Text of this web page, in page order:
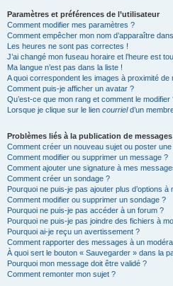
Paramètres et préférences de l’utilisateur
Comment modifier mes paramètres ?
Comment empêcher mon nom d’apparaître
Les heures ne sont pas correctes !
J’ai changé mon fuseau horaire et l’heure est
Ma langue n’est pas dans la liste !
A quoi correspondent les images à proximité de
Comment puis-je afficher un avatar ?
Qu’est-ce que mon rang et comment le modifier
Lorsque je clique sur le lien courrield’un
Problèmes liés à la publication de messages
Comment créer un nouveau sujet ou poster
Comment modifier ou supprimer un message ?
Comment ajouter une signature à mes
Comment créer un sondage ?
Pourquoi ne puis-je pas ajouter plus d’options à
Comment modifier ou supprimer un sondage ?
Pourquoi ne puis-je pas accéder à un forum ?
Pourquoi ne puis-je pas joindre des fichiers à
Pourquoi ai-je reçu un avertissement ?
Comment rapporter des messages à un
À quoi sert le bouton « Sauvegarder » dans la
Pourquoi mon message doit être validé ?
Comment remonter mon sujet ?